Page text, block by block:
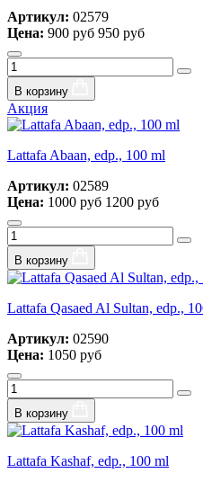
Артикул: 02579
Цена: 900 руб 950 руб
В корзину
Акция
Lattafa Abaan, edp., 100 ml
Артикул: 02589
Цена: 1000 руб 1200 руб
В корзину
Lattafa Qasaed Al Sultan, edp.,
Артикул: 02590
Цена: 1050 руб
В корзину
Lattafa Kashaf, edp., 100 ml